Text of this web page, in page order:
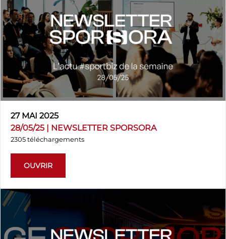
27 MAI 2025
28/05/25 | NEWSLETTER SPORSORA
2305 téléchargements
OUVRIR